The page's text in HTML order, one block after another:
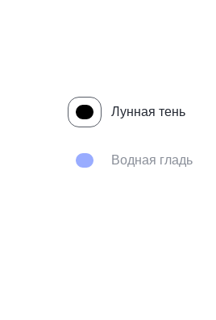
Лунная тень
Водная гладь